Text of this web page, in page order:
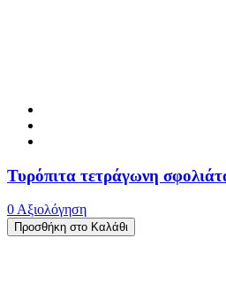
Τυρόπιτα τετράγωνη
0 Αξιολόγηση
Προσθήκη στο Καλάθι